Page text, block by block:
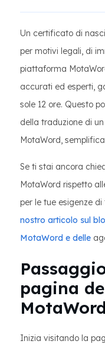
Un certificato di
per motivi legali, di
piattaforma
accurati ed esperti,
sole 12 ore. Questo
della traduzione di
MotaWord,
Se ti stai ancora
MotaWord rispetto
per le tue esigenze
nostro articolo sul
MotaWord e delle
pagina
MotaWord
Inizia visitando la